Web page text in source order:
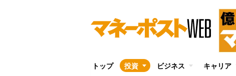
トップ 投資 ビジネス キャリア